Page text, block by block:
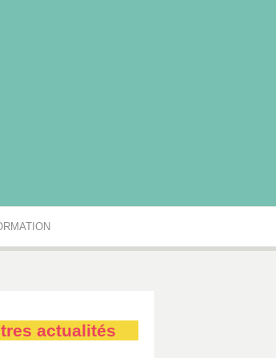
Franche-Comté
actualités